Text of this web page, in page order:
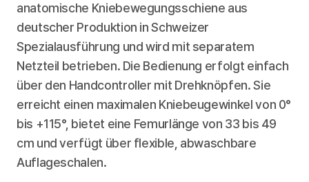
anatomische Kniebewegungsschiene aus
deutscher Produktion in Schweizer
Spezialausführung und wird mit separatem
Netzteil betrieben. Die Bedienung erfolgt einfach
über den Handcontroller mit Drehknöpfen. Sie
erreicht einen maximalen Kniebeugewinkel von 0°
bis +115°, bietet eine Femurlänge von 33 bis 49
cm und verfügt über flexible, abwaschbare
Auflageschalen.